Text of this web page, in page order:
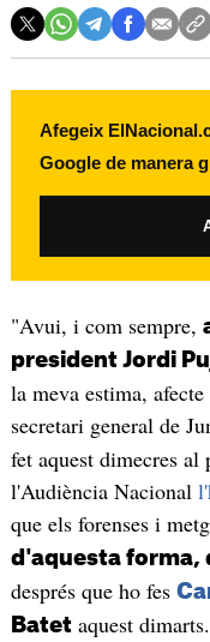
Afegeix
Google de manera
"Avui, i com sempre,
president Jordi
la meva estima,
secretari general de
fet aquest dimecres al
l'Audiència Nacional
que els forenses i
d'aquesta forma,
després que ho fes
Batetaquest